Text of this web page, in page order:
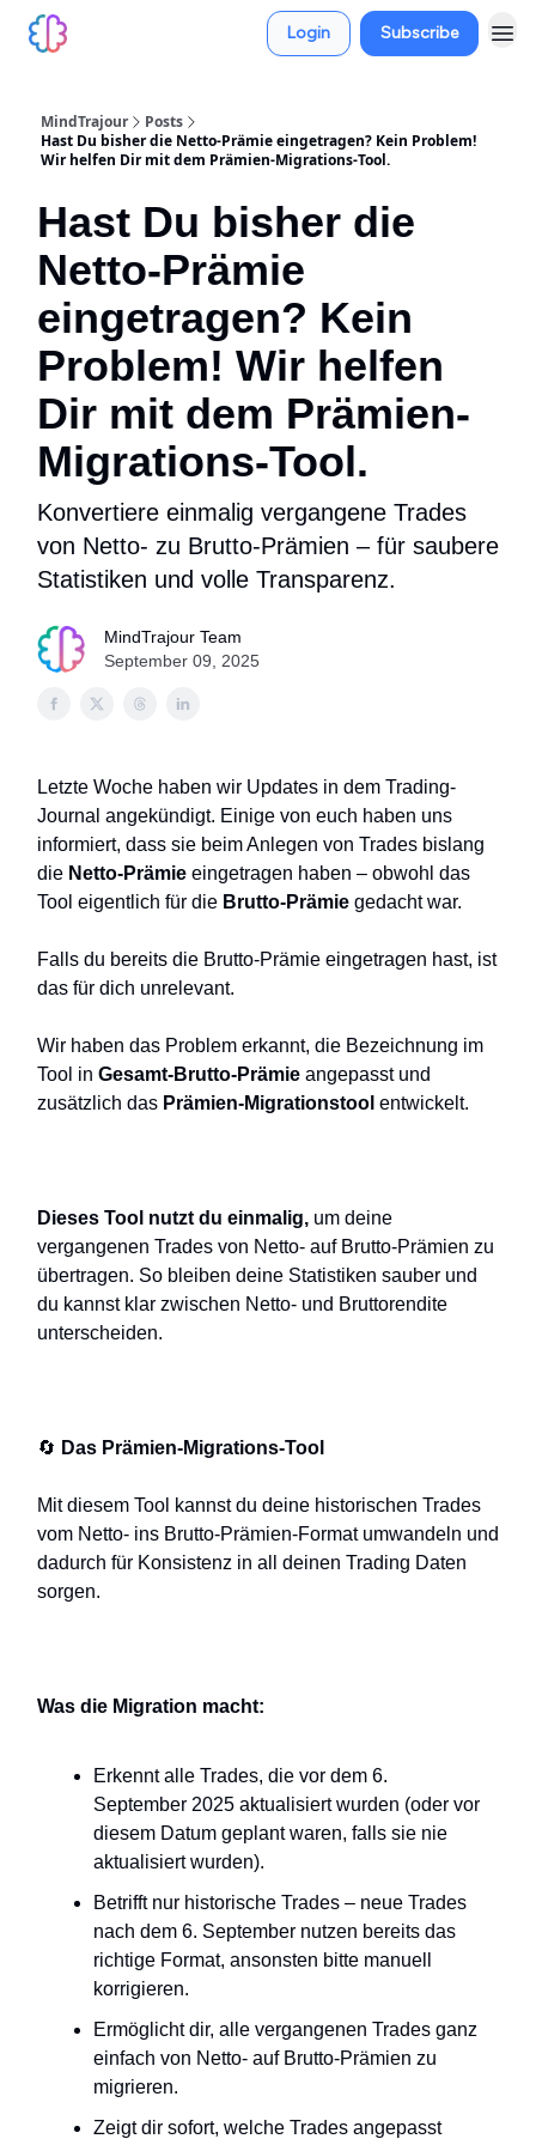
Login Subscribe
MindTrajour
Posts
Hast Du bisher die Netto-Prämie eingetragen? Kein Problem!
Wir helfen Dir mit dem Prämien-Migrations-Tool.
Hast Du bisher die
Netto-Prämie
eingetragen? Kein
Problem! Wir helfen
Dir mit dem Prämien-
Migrations-Tool.
Konvertiere einmalig vergangene Trades
von Netto- zu Brutto-Prämien – für saubere
Statistiken und volle Transparenz.
MindTrajour Team
September 09, 2025
Letzte Woche haben wir Updates in dem Trading-
Journal angekündigt. Einige von euch haben uns
informiert, dass sie beim Anlegen von Trades bislang
die Netto-Prämie eingetragen haben – obwohl das
Tool eigentlich für die Brutto-Prämie gedacht war.
Falls du bereits die Brutto-Prämie eingetragen hast, ist
das für dich unrelevant.
Wir haben das Problem erkannt, die Bezeichnung im
Tool in Gesamt-Brutto-Prämie angepasst und
zusätzlich das Prämien-Migrationstool entwickelt.
Dieses Tool nutzt du einmalig, um deine
vergangenen Trades von Netto- auf Brutto-Prämien zu
übertragen. So bleiben deine Statistiken sauber und
du kannst klar zwischen Netto- und Bruttorendite
unterscheiden.
🔄 Das Prämien-Migrations-Tool
Mit diesem Tool kannst du deine historischen Trades
vom Netto- ins Brutto-Prämien-Format umwandeln und
dadurch für Konsistenz in all deinen Trading Daten
sorgen.
Was die Migration macht:
Erkennt alle Trades, die vor dem 6.
September 2025 aktualisiert wurden (oder vor
diesem Datum geplant waren, falls sie nie
aktualisiert wurden).
Betrifft nur historische Trades – neue Trades
nach dem 6. September nutzen bereits das
richtige Format, ansonsten bitte manuell
korrigieren.
Ermöglicht dir, alle vergangenen Trades ganz
einfach von Netto- auf Brutto-Prämien zu
migrieren.
Zeigt dir sofort, welche Trades angepasst